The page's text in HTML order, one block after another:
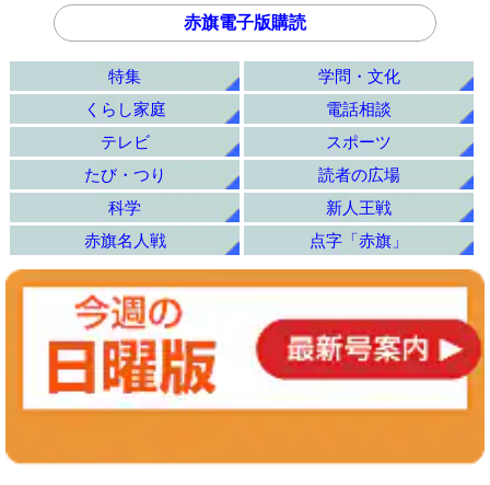
赤旗電子版購読
特集
学問・文化
くらし家庭
電話相談
テレビ
スポーツ
たび・つり
読者の広場
科学
新人王戦
赤旗名人戦
点字「赤旗」